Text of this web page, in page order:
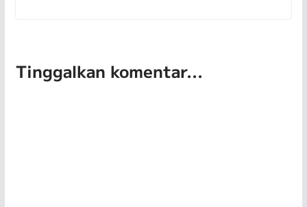
Tinggalkan komentar...